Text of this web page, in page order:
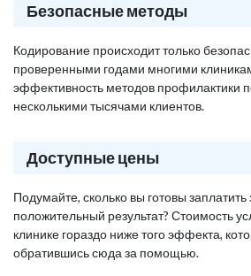
Безопасные методы
Кодирование происходит только
проверенными годами многими
эффективность методов профилактики
несколькими тысячами клиентов.
Доступные цены
Подумайте, сколько вы готовы
положительный результат? Стоимость
клинике гораздо ниже того эффекта,
обратившись сюда за помощью.